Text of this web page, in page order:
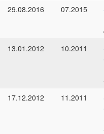
29.08.2016
07.2015
13.01.2012
10.2011
17.12.2012
11.2011